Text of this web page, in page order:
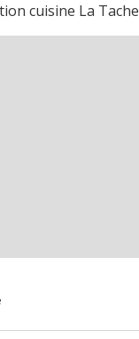
cuisine La Tache